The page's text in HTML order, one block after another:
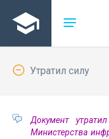
Утратил силу
Документ
Министерства